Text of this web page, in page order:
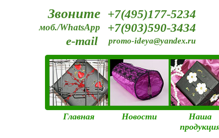
+7(495)177-5234
+7(903)590-3434
e-mail
promo-ideya@yandex.ru
Главная Новости
Наша